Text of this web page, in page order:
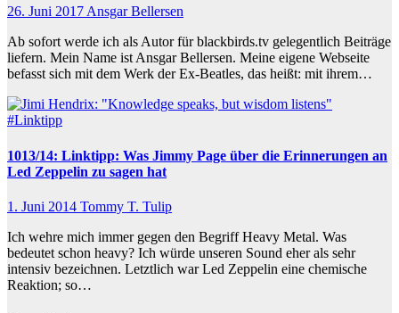
26. Juni 2017Ansgar Bellersen
Ab sofort werde ich als Autor für blackbirds.tv gelegentlich Beiträge
liefern. Mein Name ist Ansgar Bellersen. Meine eigene Webseite
befasst sich mit dem Werk der Ex-Beatles, das heißt: mit ihrem…
#Linktipp
1013/14: Linktipp: Was Jimmy Page über die Erinnerungen an
Led Zeppelin zu sagen hat
1. Juni 2014 Tommy T. Tulip
Ich wehre mich immer gegen den Begriff Heavy Metal. Was
bedeutet schon heavy? Ich würde unseren Sound eher als sehr
intensiv bezeichnen. Letztlich war Led Zeppelin eine chemische
Reaktion; so…